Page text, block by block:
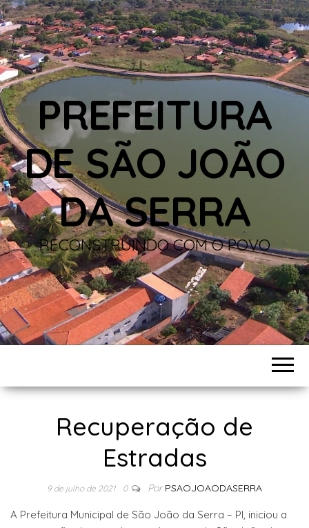
PREFEITURA
DE SÃO JOÃO
DA SERRA
RECONSTRUINDO COM O POVO
Recuperação de
Estradas
9 de julho de 2021 0 Por PSAOJOAODASERRA
A Prefeitura Municipal de São João da Serra – PI, iniciou a